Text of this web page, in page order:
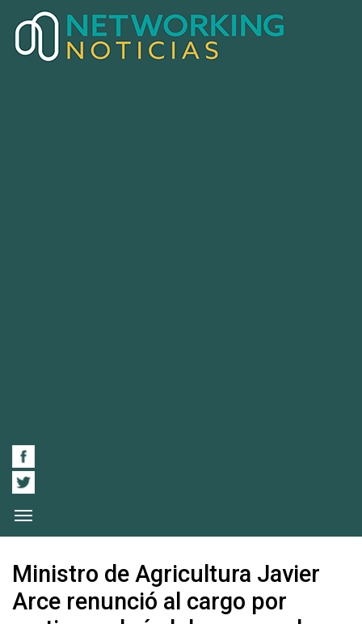
Ministro de Agricultura Javier
Arce renunció al cargo por